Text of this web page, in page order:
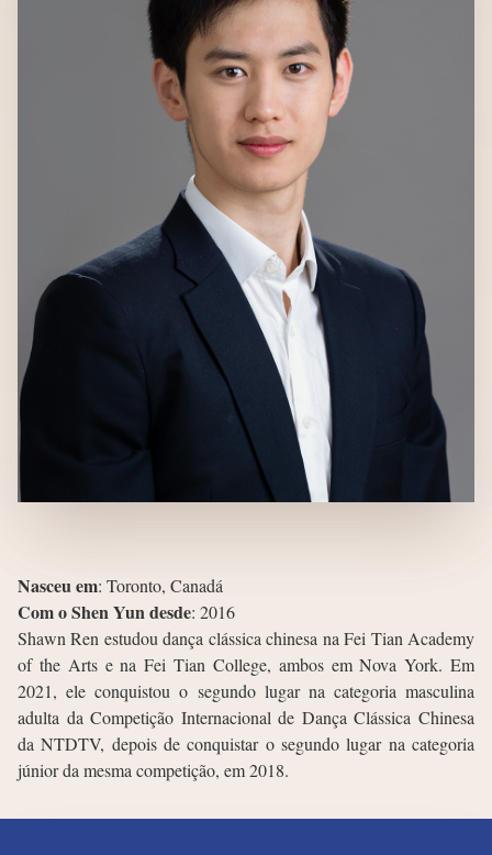
Nasceu em: Toronto, Canadá
Com o Shen Yun desde: 2016
Shawn Ren estudou dança clássica chinesa na Fei Tian Academy
of the Arts e na Fei Tian College, ambos em Nova York. Em
2021, ele conquistou o segundo lugar na categoria masculina
adulta da Competição Internacional de Dança Clássica Chinesa
da NTDTV, depois de conquistar o segundo lugar na categoria
júnior da mesma competição, em 2018.